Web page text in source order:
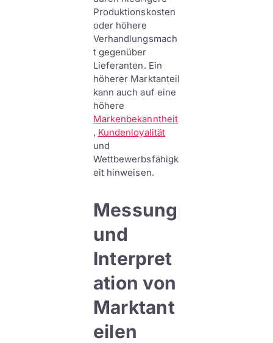
Produktionskosten
oder höhere
Verhandlungsmach
t gegenüber
Lieferanten. Ein
höherer Marktanteil
kann auch auf eine
höhere
Markenbekanntheit
, Kundenloyalität
und
Wettbewerbsfähigk
eit hinweisen.
Messung
und
Interpret
ation von
Marktant
eilen